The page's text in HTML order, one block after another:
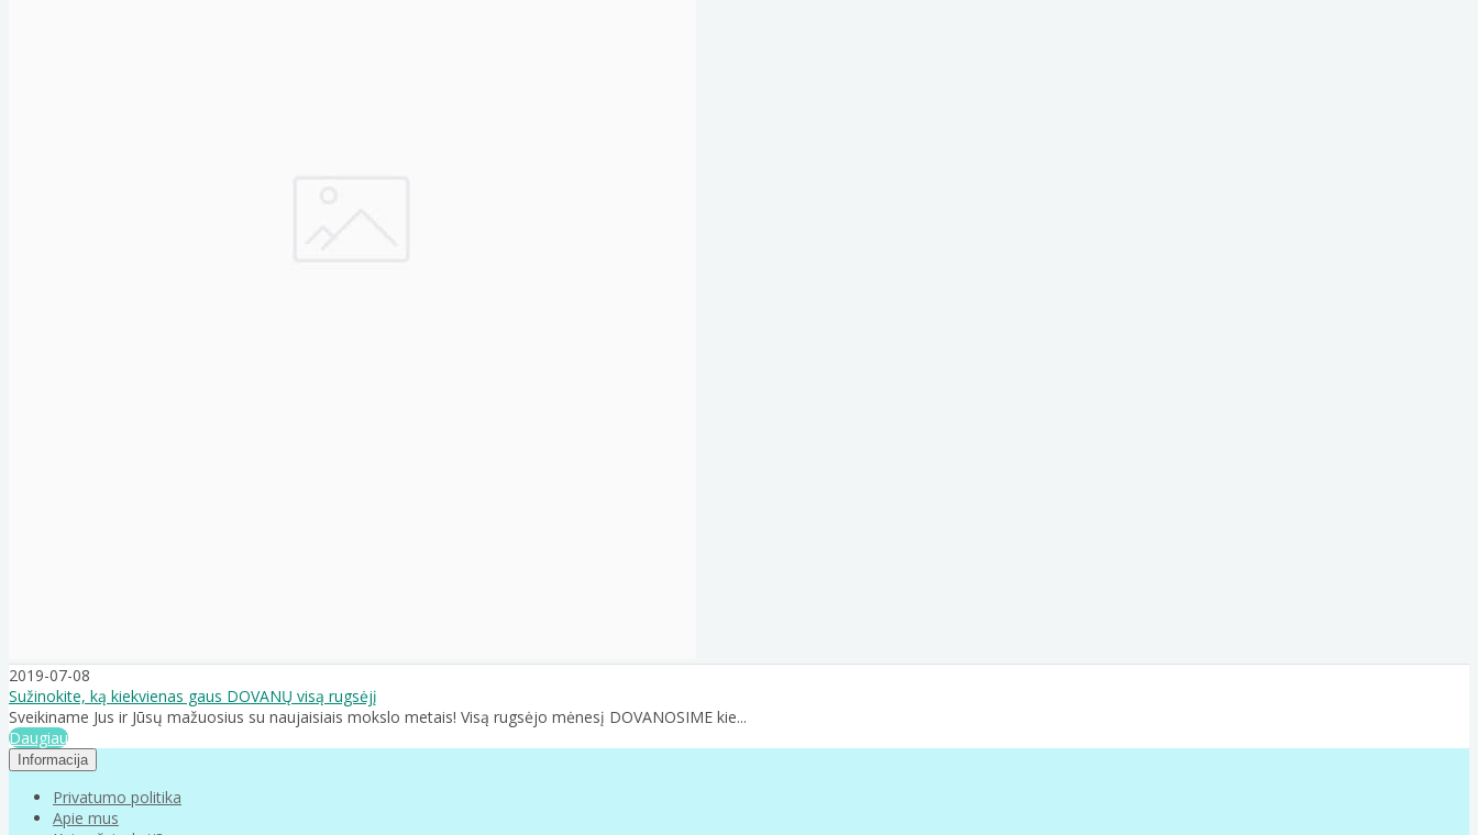
2019-07-08
Sužinokite, ką kiekvienas gaus DOVANŲ visą rugsėjį
Sveikiname Jus ir Jūsų mažuosius su naujaisiais mokslo metais! Visą rugsėjo mėnesį DOVANOSIME kie...
Daugiau
Informacija
Privatumo politika
Apie mus